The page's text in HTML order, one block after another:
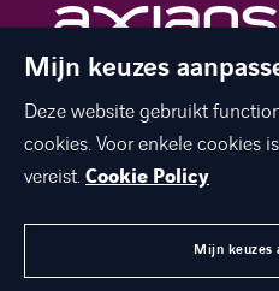
The best of ICT with a human
linkedinyoutubefacebook
twitter
Mijn keuzes
Deze website gebruikt
cookies. Voor enkele cookies
vereist.Cookie Policy
Mijn keuzes